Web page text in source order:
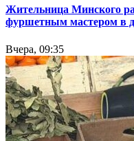
Жительница Минского
фуршетным мастером в
Вчера, 09:35